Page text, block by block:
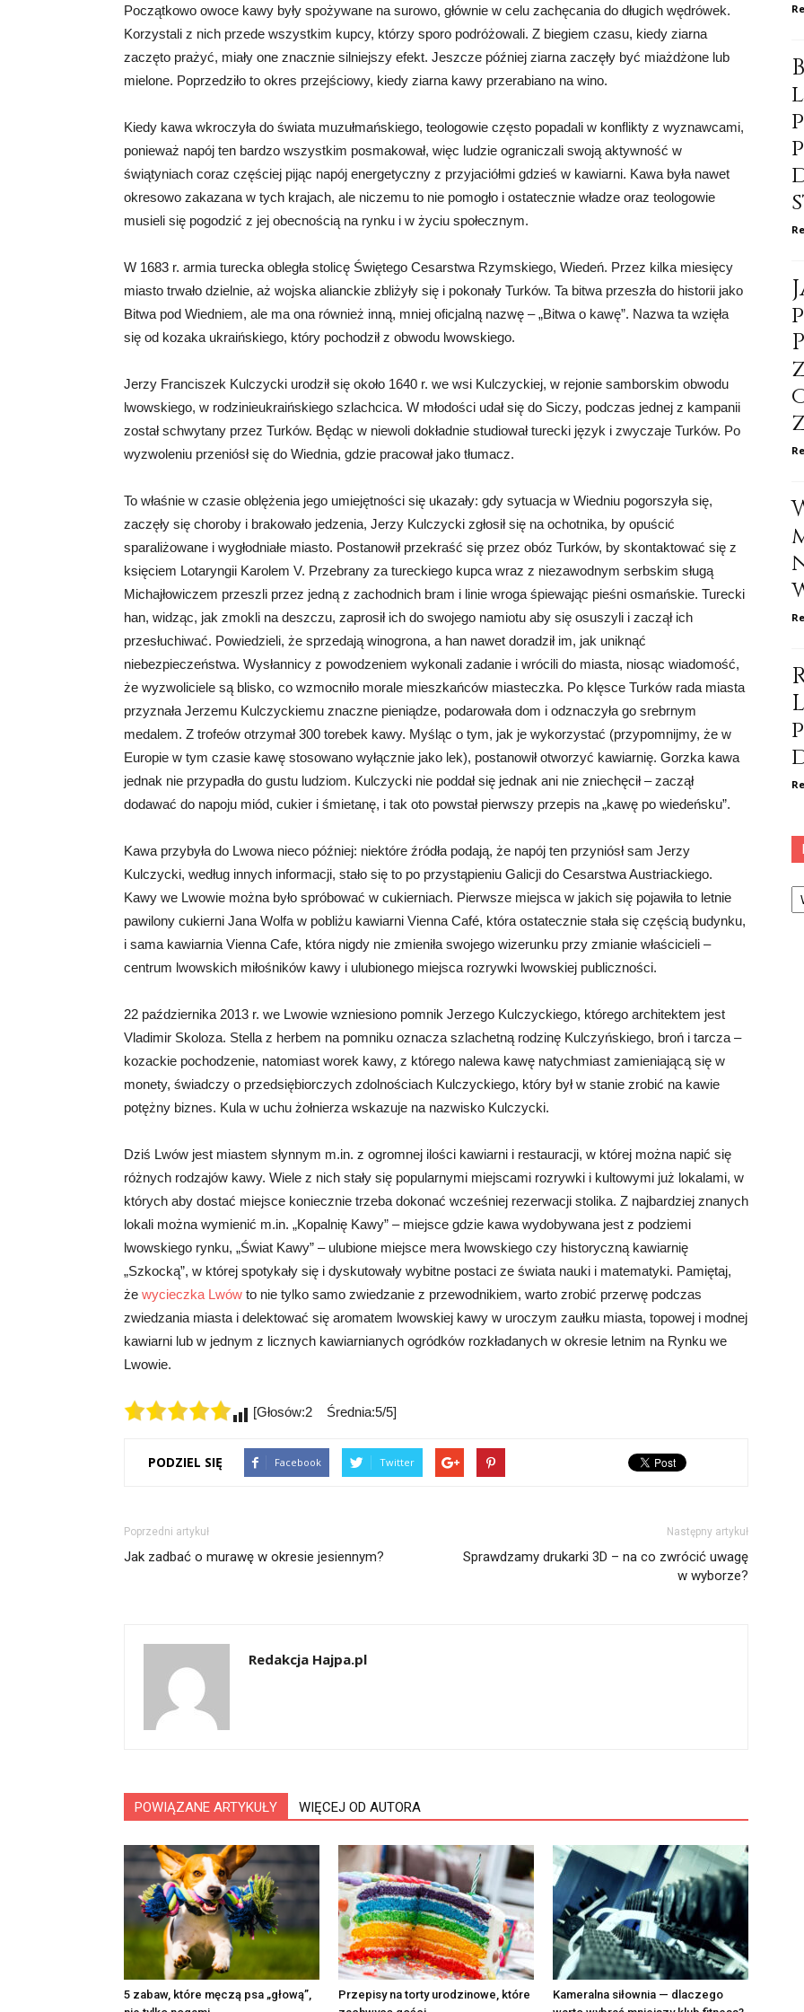
Początkowo owoce kawy były spożywane na surowo, głównie w celu zachęcania do długich wędrówek.
Korzystali z nich przede wszystkim kupcy, którzy sporo podróżowali. Z biegiem czasu, kiedy ziarna
zaczęto prażyć, miały one znacznie silniejszy efekt. Jeszcze później ziarna zaczęły być miażdżone lub
mielone. Poprzedziło to okres przejściowy, kiedy ziarna kawy przerabiano na wino.
Kiedy kawa wkroczyła do świata muzułmańskiego, teologowie często popadali w konflikty z wyznawcami,
ponieważ napój ten bardzo wszystkim posmakował, więc ludzie ograniczali swoją aktywność w
świątyniach coraz częściej pijąc napój energetyczny z przyjaciółmi gdzieś w kawiarni. Kawa była nawet
okresowo zakazana w tych krajach, ale niczemu to nie pomogło i ostatecznie władze oraz teologowie
musieli się pogodzić z jej obecnością na rynku i w życiu społecznym.
W 1683 r. armia turecka obległa stolicę Świętego Cesarstwa Rzymskiego, Wiedeń. Przez kilka miesięcy
miasto trwało dzielnie, aż wojska alianckie zbliżyły się i pokonały Turków. Ta bitwa przeszła do historii jako
Bitwa pod Wiedniem, ale ma ona również inną, mniej oficjalną nazwę – „Bitwa o kawę”. Nazwa ta wzięła
się od kozaka ukraińskiego, który pochodził z obwodu lwowskiego.
Jerzy Franciszek Kulczycki urodził się około 1640 r. we wsi Kulczyckiej, w rejonie samborskim obwodu
lwowskiego, w rodzinieukraińskiego szlachcica. W młodości udał się do Siczy, podczas jednej z kampanii
został schwytany przez Turków. Będąc w niewoli dokładnie studiował turecki język i zwyczaje Turków. Po
wyzwoleniu przeniósł się do Wiednia, gdzie pracował jako tłumacz.
To właśnie w czasie oblężenia jego umiejętności się ukazały: gdy sytuacja w Wiedniu pogorszyła się,
zaczęły się choroby i brakowało jedzenia, Jerzy Kulczycki zgłosił się na ochotnika, by opuścić
sparaliżowane i wygłodniałe miasto. Postanowił przekraść się przez obóz Turków, by skontaktować się z
księciem Lotaryngii Karolem V. Przebrany za tureckiego kupca wraz z niezawodnym serbskim sługą
Michajłowiczem przeszli przez jedną z zachodnich bram i linie wroga śpiewając pieśni osmańskie. Turecki
han, widząc, jak zmokli na deszczu, zaprosił ich do swojego namiotu aby się osuszyli i zaczął ich
przesłuchiwać. Powiedzieli, że sprzedają winogrona, a han nawet doradził im, jak uniknąć
niebezpieczeństwa. Wysłannicy z powodzeniem wykonali zadanie i wrócili do miasta, niosąc wiadomość,
że wyzwoliciele są blisko, co wzmocniło morale mieszkańców miasteczka. Po klęsce Turków rada miasta
przyznała Jerzemu Kulczyckiemu znaczne pieniądze, podarowała dom i odznaczyła go srebrnym
medalem. Z trofeów otrzymał 300 torebek kawy. Myśląc o tym, jak je wykorzystać (przypomnijmy, że w
Europie w tym czasie kawę stosowano wyłącznie jako lek), postanowił otworzyć kawiarnię. Gorzka kawa
jednak nie przypadła do gustu ludziom. Kulczycki nie poddał się jednak ani nie zniechęcił – zaczął
dodawać do napoju miód, cukier i śmietanę, i tak oto powstał pierwszy przepis na „kawę po wiedeńsku”.
Kawa przybyła do Lwowa nieco później: niektóre źródła podają, że napój ten przyniósł sam Jerzy
Kulczycki, według innych informacji, stało się to po przystąpieniu Galicji do Cesarstwa Austriackiego.
Kawy we Lwowie można było spróbować w cukierniach. Pierwsze miejsca w jakich się pojawiła to letnie
pawilony cukierni Jana Wolfa w pobliżu kawiarni Vienna Café, która ostatecznie stała się częścią budynku,
i sama kawiarnia Vienna Cafe, która nigdy nie zmieniła swojego wizerunku przy zmianie właścicieli –
centrum lwowskich miłośników kawy i ulubionego miejsca rozrywki lwowskiej publiczności.
22 października 2013 r. we Lwowie wzniesiono pomnik Jerzego Kulczyckiego, którego architektem jest
Vladimir Skoloza. Stella z herbem na pomniku oznacza szlachetną rodzinę Kulczyńskiego, broń i tarcza –
kozackie pochodzenie, natomiast worek kawy, z którego nalewa kawę natychmiast zamieniającą się w
monety, świadczy o przedsiębiorczych zdolnościach Kulczyckiego, który był w stanie zrobić na kawie
potężny biznes. Kula w uchu żołnierza wskazuje na nazwisko Kulczycki.
Dziś Lwów jest miastem słynnym m.in. z ogromnej ilości kawiarni i restauracji, w której można napić się
różnych rodzajów kawy. Wiele z nich stały się popularnymi miejscami rozrywki i kultowymi już lokalami, w
których aby dostać miejsce koniecznie trzeba dokonać wcześniej rezerwacji stolika. Z najbardziej znanych
lokali można wymienić m.in. „Kopalnię Kawy” – miejsce gdzie kawa wydobywana jest z podziemi
lwowskiego rynku, „Świat Kawy” – ulubione miejsce mera lwowskiego czy historyczną kawiarnię
„Szkocką”, w której spotykały się i dyskutowały wybitne postaci ze świata nauki i matematyki. Pamiętaj,
że wycieczka Lwów to nie tylko samo zwiedzanie z przewodnikiem, warto zrobić przerwę podczas
zwiedzania miasta i delektować się aromatem lwowskiej kawy w uroczym zaułku miasta, topowej i modnej
kawiarni lub w jednym z licznych kawiarnianych ogródków rozkładanych w okresie letnim na Rynku we
Lwowie.
[Głosów:2 Średnia:5/5]
PODZIEL SIĘ Facebook Twitter
Poprzedni artykuł
Jak zadbać o murawę w okresie jesiennym?
Następny artykuł
Sprawdzamy drukarki 3D – na co zwrócić uwagę
w wyborze?
Redakcja Hajpa.pl
POWIĄZANE ARTYKUŁY WIĘCEJ OD AUTORA
5 zabaw, które męczą psa „głową”,
Przepisy na torty urodzinowe, które
Kameralna siłownia — dlaczego